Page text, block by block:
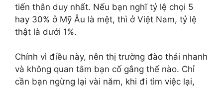
tiến thân duy nhất. Nếu bạn nghĩ tỷ lệ chọi 5
hay 30% ở Mỹ Âu là mệt, thì ở Việt Nam, tỷ lệ
thật là dưới 1%.
Chính vì điều này, nên thị trường đào thải nhanh
và không quan tâm bạn cố gắng thế nào. Chỉ
cần bạn ngừng lại vài năm, khi đi tìm việc lại,